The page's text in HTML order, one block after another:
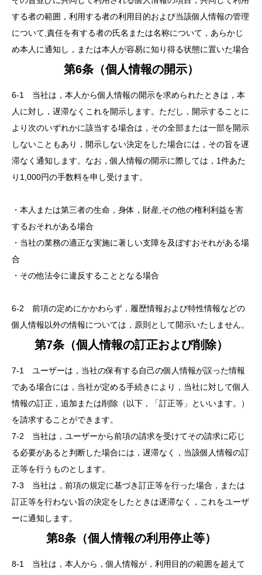
する者の範囲，利用する者の利用目的および当該個人情報の管理
について,責任を有する者の氏名または名称について，あらかじ
め本人に通知し，または本人が容易に知り得る状態に置いた場合
第6条（個人情報の開示）
6-1 当社は，本人から個人情報の開示を求められたときは，本
人に対し，遅滞なくこれを開示します。ただし，開示することに
より次のいずれかに該当する場合は，その全部または一部を開示
しないこともあり，開示しない決定をした場合には，その旨を遅
滞なく通知します。なお，個人情報の開示に際しては，1件あた
り1,000円の手数料を申し受けます。
・本人または第三者の生命，身体，財産,その他の権利利益を害
するおそれがある場合
・当社の業務の適正な実施に著しい支障を及ぼすおそれがある場
合
・その他法令に違反することとなる場合
6-2 前項の定めにかかわらず，履歴情報および特性情報などの
個人情報以外の情報については，原則として開示いたしません。
第7条（個人情報の訂正および削除）
7-1 ユーザーは，当社の保有する自己の個人情報が誤った情報
である場合には，当社が定める手続きにより，当社に対して個人
情報の訂正，追加または削除（以下，「訂正等」といいます。）
を請求することができます。
7-2 当社は，ユーザーから前項の請求を受けてその請求に応じ
る必要があると判断した場合には，遅滞なく，当該個人情報の訂
正等を行うものとします。
7-3 当社は，前項の規定に基づき訂正等を行った場合，または
訂正等を行わない旨の決定をしたときは遅滞なく，これをユーザ
ーに通知します。
第8条（個人情報の利用停止等）
8-1 当社は，本人から，個人情報が，利用目的の範囲を超えて